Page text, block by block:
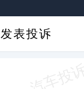
发表投诉